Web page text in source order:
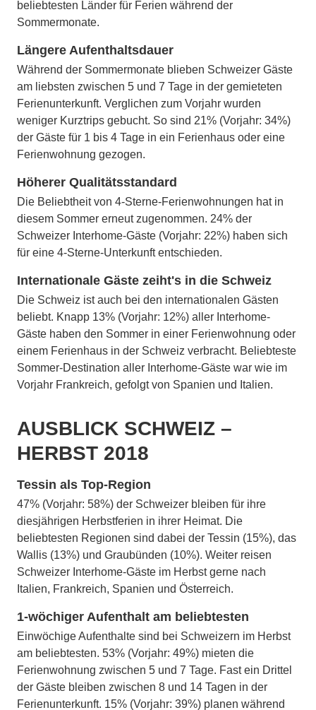
beliebtesten Länder für Ferien während der
Sommermonate.
Längere Aufenthaltsdauer
Während der Sommermonate blieben Schweizer Gäste
am liebsten zwischen 5 und 7 Tage in der gemieteten
Ferienunterkunft. Verglichen zum Vorjahr wurden
weniger Kurztrips gebucht. So sind 21% (Vorjahr: 34%)
der Gäste für 1 bis 4 Tage in ein Ferienhaus oder eine
Ferienwohnung gezogen.
Höherer Qualitätsstandard
Die Beliebtheit von 4-Sterne-Ferienwohnungen hat in
diesem Sommer erneut zugenommen. 24% der
Schweizer Interhome-Gäste (Vorjahr: 22%) haben sich
für eine 4-Sterne-Unterkunft entschieden.
Internationale Gäste zeiht's in die Schweiz
Die Schweiz ist auch bei den internationalen Gästen
beliebt. Knapp 13% (Vorjahr: 12%) aller Interhome-
Gäste haben den Sommer in einer Ferienwohnung oder
einem Ferienhaus in der Schweiz verbracht. Beliebteste
Sommer-Destination aller Interhome-Gäste war wie im
Vorjahr Frankreich, gefolgt von Spanien und Italien.
AUSBLICK SCHWEIZ –
HERBST 2018
Tessin als Top-Region
47% (Vorjahr: 58%) der Schweizer bleiben für ihre
diesjährigen Herbstferien in ihrer Heimat. Die
beliebtesten Regionen sind dabei der Tessin (15%), das
Wallis (13%) und Graubünden (10%). Weiter reisen
Schweizer Interhome-Gäste im Herbst gerne nach
Italien, Frankreich, Spanien und Österreich.
1-wöchiger Aufenthalt am beliebtesten
Einwöchige Aufenthalte sind bei Schweizern im Herbst
am beliebtesten. 53% (Vorjahr: 49%) mieten die
Ferienwohnung zwischen 5 und 7 Tage. Fast ein Drittel
der Gäste bleiben zwischen 8 und 14 Tagen in der
Ferienunterkunft. 15% (Vorjahr: 39%) planen während